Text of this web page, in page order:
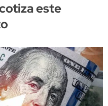
este